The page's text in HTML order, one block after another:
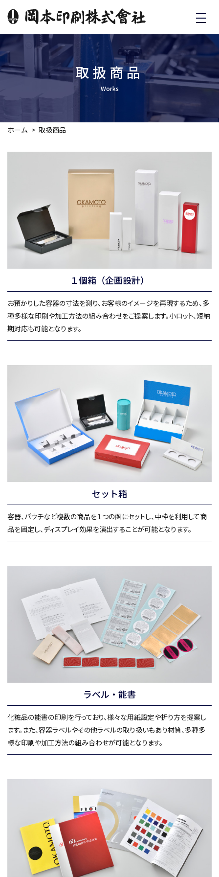
取扱商品
Works
ホーム 取扱商品
１個箱（企画設計）
お預かりした容器の寸法を測り、お客様のイメージを再現するため、多
種多様な印刷や加工方法の組み合わせをご提案します。小ロット、短納
期対応も可能となります。
セット箱
容器、パウチなど複数の商品を１つの函にセットし、中枠を利用して商
品を固定し、ディスプレイ効果を演出することが可能となります。
ラベル・能書
化粧品の能書の印刷を行っており、様々な用紙設定や折り方を提案し
ます。また、容器ラベルやその他ラベルの取り扱いもあり材質、多種多
様な印刷や加工方法の組み合わせが可能となります。